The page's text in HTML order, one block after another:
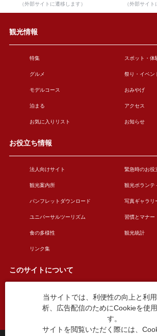
（外部サイトに遷移します） （外部サイト
観光情報
特集 スポット・体
グルメ 祭り・イベン
モデルコース おみやげ
泊まる アクセス
お気に入りリスト お知らせ
お役立ち情報
法人向けサイト 緊急時のお役
観光案内所 観光ボランテ
パンフレットダウンロード 写真ギャラリ
ユニバーサルツーリズム 習慣とマナー
食の多様性 観光統計
リンク集
このサイトについて
このサイトについて 広告掲載につ
お問い合わせ
当サイトでは、利便性の向上と利
析、広告配信のためにCookieを使
す。
サイトを閲覧いただく際には、